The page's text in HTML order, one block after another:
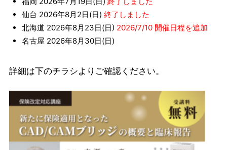
仙台 2026年8月2日(日) 終了しました
北海道 2026年8月23日(日) 2026/7/10 開催日程を追加
名古屋 2026年8月30日(日)
詳細は下のチラシよりご確認ください。